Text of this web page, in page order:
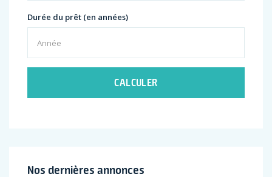
Durée du prêt (en années)
CALCULER
Nos dernières annonces